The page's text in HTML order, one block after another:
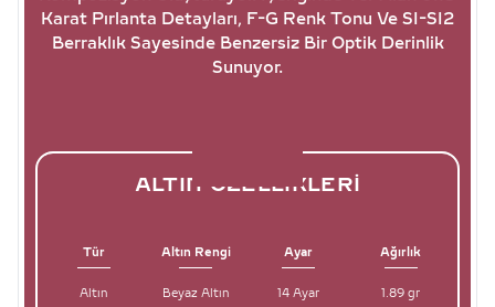
Karat Pırlanta Detayları, F-G Renk Tonu Ve SI-SI2
Berraklık Sayesinde Benzersiz Bir Optik Derinlik
Sunuyor.
ALTIN ÖZELLIKLERI
Tür Altın Rengi Ayar Ağırlık
Altın Beyaz Altın 14 Ayar 1.89 gr